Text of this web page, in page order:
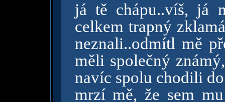
já tě chápu..víš, já
celkem trapný
neznali..odmítl mě
měli společný
navíc spolu chodili
mrzí mě, že sem